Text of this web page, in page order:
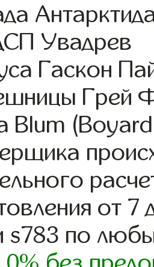
Увадрев
Гаскон
Грей
Blum
от 7
s783 по